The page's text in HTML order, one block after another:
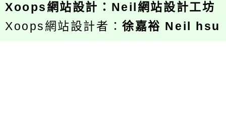
Xoops網站設計 ： Neil網站設計工坊
Xoops網站設計者：徐嘉裕 Neil hsu